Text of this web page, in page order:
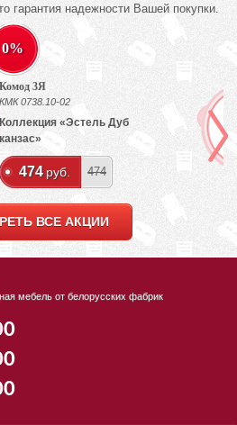
гарантия надежности Вашей покупки.
0%
Комод 3Я
КМК 0738.10-02
Коллекция «Эстель Дуб
канзас»
474 руб. 474
ВСЕ АКЦИИ
мебель от белорусских фабрик